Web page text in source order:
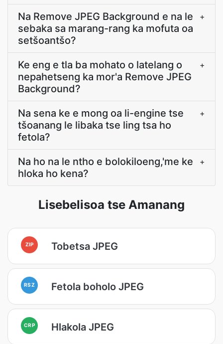
Na Remove JPEG Background e na le
sebaka sa marang-rang ka mofuta oa
setšoantšo?
+
Ke eng e tla ba mohato o latelang o
nepahetseng ka mor'a Remove JPEG
Background?
+
Na sena ke e mong oa li-engine tse
tšoanang le libaka tse ling tsa ho
fetola?
+
Na ho na le ntho e bolokiloeng,'me ke
hloka ho kena?
+
Lisebelisoa tse Amanang
ZIP Tobetsa JPEG
RSZ Fetola boholo JPEG
CRP Hlakola JPEG